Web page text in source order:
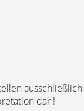
dar !